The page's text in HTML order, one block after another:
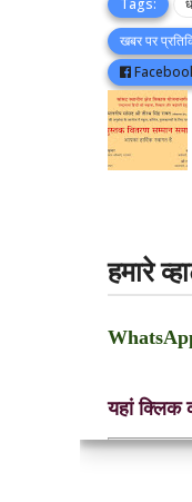
Tags:
खबर पर
हमारे
यहां